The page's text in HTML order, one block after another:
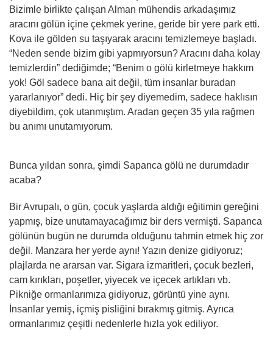
Bizimle birlikte çalışan Alman mühendis arkadaşımız
aracını gölün içine çekmek yerine, geride bir yere park etti.
Kova ile gölden su taşıyarak aracını temizlemeye başladı.
“Neden sende bizim gibi yapmıyorsun? Aracını daha kolay
temizlerdin” dediğimde; “Benim o gölü kirletmeye hakkım
yok! Göl sadece bana ait değil, tüm insanlar buradan
yararlanıyor” dedi. Hiç bir şey diyemedim, sadece haklısın
diyebildim, çok utanmıştım. Aradan geçen 35 yıla rağmen
bu anımı unutamıyorum.
Bunca yıldan sonra, şimdi Sapanca gölü ne durumdadır
acaba?
Bir Avrupalı, o gün, çocuk yaşlarda aldığı eğitimin gereğini
yapmış, bize unutamayacağımız bir ders vermişti. Sapanca
gölünün bugün ne durumda olduğunu tahmin etmek hiç zor
değil. Manzara her yerde aynı! Yazın denize gidiyoruz;
plajlarda ne ararsan var. Sigara izmaritleri, çocuk bezleri,
cam kırıkları, poşetler, yiyecek ve içecek artıkları vb.
Pikniğe ormanlarımıza gidiyoruz, görüntü yine aynı.
İnsanlar yemiş, içmiş pisliğini bırakmış gitmiş. Ayrıca
ormanlarımız çeşitli nedenlerle hızla yok ediliyor.